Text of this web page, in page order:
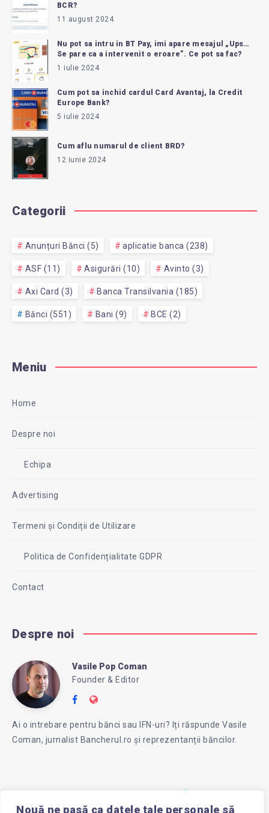
Nouă ne pasă ca datele tale personale să
BCR?
11 august 2024
Nu pot sa intru in BT Pay, imi apare mesajul „Ups…
Se pare ca a intervenit o eroare”. Ce pot sa fac?
1 iulie 2024
Cum pot sa inchid cardul Card Avantaj, la Credit
Europe Bank?
5 iulie 2024
Cum aflu numarul de client BRD?
12 iunie 2024
Categorii
Anunțuri Bănci (5) aplicatie banca (238)
ASF (11) Asigurări (10) Avinto (3)
Axi Card (3) Banca Transilvania (185)
Bănci (551) Bani (9) BCE (2)
Meniu
Home
Despre noi
Echipa
Advertising
Termeni și Condiții de Utilizare
Politica de Confidențialitate GDPR
Contact
Despre noi
Vasile
Pop
Vasile Pop Coman
Founder & Editor
Follow
on
Website:
Ai o intrebare pentru bănci sau IFN-uri? Iți răspunde Vasile
Coman, jurnalist Bancherul.ro și reprezentanții băncilor.